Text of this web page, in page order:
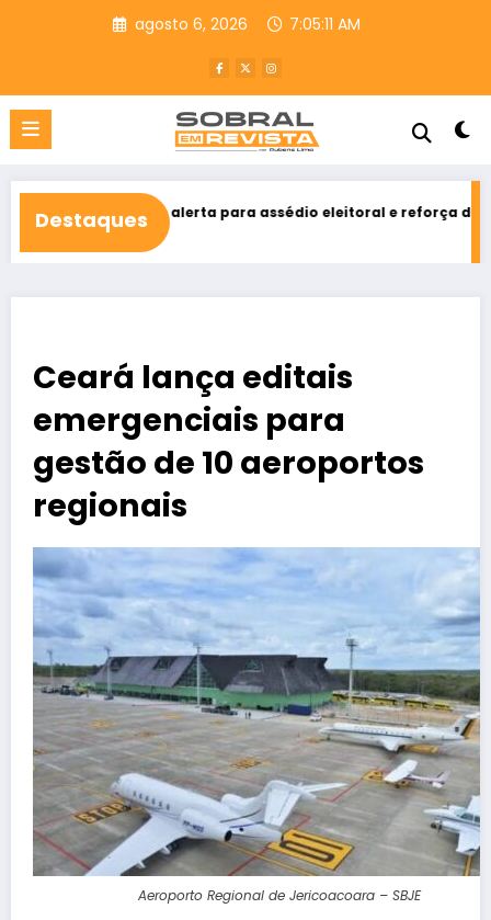
agosto 6, 2026 7:05:13 AM
Destaques
alerta para assédio eleitoral e reforça direito ao voto livre
Ceará lança editais
emergenciais para
gestão de 10 aeroportos
regionais
Aeroporto Regional de Jericoacoara – SBJE